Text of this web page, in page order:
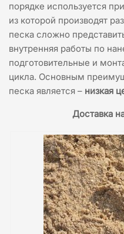
порядке используется
из которой производят
песка сложно
внутренняя работы по
подготовительные и
цикла. Основным
песка является – низкая
Доставка